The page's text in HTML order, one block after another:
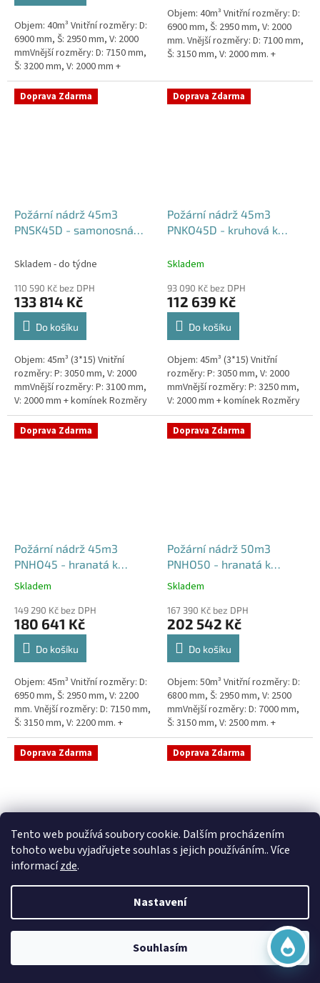
Tento web používá soubory cookie. Dalším procházením
tohoto webu vyjadřujete souhlas s jejich používáním.. Více
informacízde.
Nastavení
Souhlasím
Objem: 40m³ Vnitřní rozměry: D:
6900 mm, Š: 2950 mm, V: 2000
mmVnější rozměry: D: 7150 mm,
Š: 3200 mm, V: 2000 mm +
komínek Běžná doba dodání 2-3
týdny od objednávky. Rozměry...
hvězdiček.
Objem: 40m³ Vnitřní rozměry: D:
6900 mm, Š: 2950 mm, V: 2000
mm. Vnější rozměry: D: 7100 mm,
Š: 3150 mm, V: 2000 mm. +
týdny od objednávky....
Doprava Zdarma
Požární nádrž 45m3
PNSK45D - samonosná
Skladem - do týdne
110 590 Kč bez DPH
133 814 Kč
Do košíku
Objem: 45m³ (3*15) Vnitřní
rozměry: P: 3050 mm, V: 2000
mmVnější rozměry: P: 3100 mm,
V: 2000 mm + komínek Rozměry
nádrže možno jakkoliv upravit -
vyrobíme nádrž na...
Doprava Zdarma
Požární nádrž 45m3
PNKO45D - kruhová k
Skladem
93 090 Kč bez DPH
112 639 Kč
Do košíku
Objem: 45m³ (3*15) Vnitřní
rozměry: P: 3050 mm, V: 2000
mmVnější rozměry: P: 3250 mm,
V: 2000 mm + komínek Rozměry
nádrže možno jakkoliv upravit -
vyrobíme nádrž na...
Doprava Zdarma
Požární nádrž 45m3
PNHO45 - hranatá k
obetonování
Průměrné
produktu
je
5,0
hvězdiček.
Skladem
149 290 Kč bez DPH
180 641 Kč
Do košíku
Objem: 45m³ Vnitřní rozměry: D:
6950 mm, Š: 2950 mm, V: 2200
mm. Vnější rozměry: D: 7150 mm,
Š: 3150 mm, V: 2200 mm. +
komínek Běžná doba dodání 2-3
týdny od objednávky....
Doprava Zdarma
Požární nádrž 50m3
PNHO50 - hranatá k
obetonování
Průměrné
produktu
je
5,0
hvězdiček.
Skladem
167 390 Kč bez DPH
202 542 Kč
Do košíku
Objem: 50m³ Vnitřní rozměry: D:
6800 mm, Š: 2950 mm, V: 2500
mmVnější rozměry: D: 7000 mm,
Š: 3150 mm, V: 2500 mm. +
komínek Běžná doba dodání 2-3
týdny od objednávky. Rozměry...
Doprava Zdarma
Sací šachta samonosná
hodnocení
5,0
20 790 Kč bez DPH
Doprava Zdarma
Skladem
15 390 Kč bez DPH
Online
Začít konverzaci